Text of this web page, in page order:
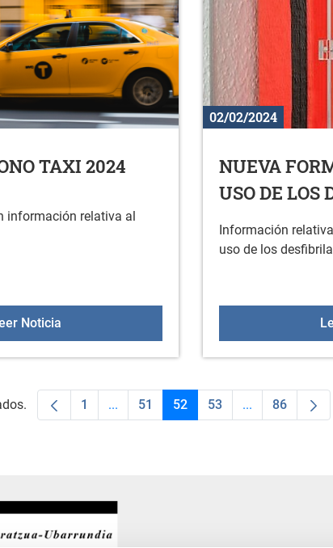
TAXI 2024
información relativa al
Noticia
02/02/2024
NUEVA
USO DE LOS
Información
uso de los
Página
1 ...Páginas intermedias Use TAB para
Página
51 Página
52 Página
53 ...PáginasPágina
86